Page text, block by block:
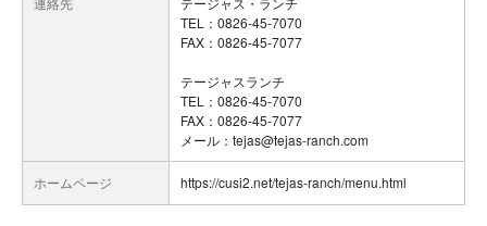
TEL：0826-45-7070
FAX：0826-45-7077
テージャスランチ
TEL：0826-45-7070
FAX：0826-45-7077
メール：tejas@tejas-ranch.com
ホームページ https://cusi2.net/tejas-ranch/menu.html